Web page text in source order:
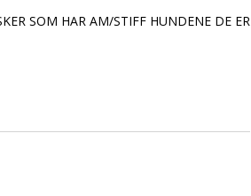
SOM HAR AM/STIFF HUNDENE DE ER